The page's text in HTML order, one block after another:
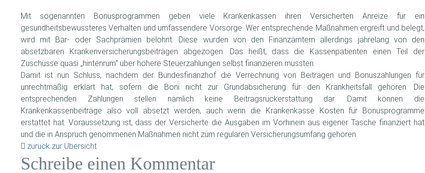
Mit sogenannten Bonusprogrammen geben viele Krankenkassen ihren Versicherten Anreize für ein
gesundheitsbewussteres Verhalten und umfassendere Vorsorge. Wer entsprechende Maßnahmen ergreift und belegt,
wird mit Bar- oder Sachprämien belohnt. Diese wurden von den Finanzämtern allerdings jahrelang von den
absetzbaren Krankenversicherungsbeiträgen abgezogen. Das heißt, dass die Kassenpatienten einen Teil der
Zuschüsse quasi „hintenrum“ über höhere Steuerzahlungen selbst finanzieren mussten.
Damit ist nun Schluss, nachdem der Bundesfinanzhof die Verrechnung von Beiträgen und Bonuszahlungen für
unrechtmäßig erklärt hat, sofern die Boni nicht zur Grundabsicherung für den Krankheitsfall gehören. Die
entsprechenden Zahlungen stellen nämlich keine Beitragsrückerstattung dar. Damit können die
Krankenkassenbeiträge also voll absetzt werden, auch wenn die Krankenkasse Kosten für Bonusprogramme
erstattet hat. Voraussetzung ist, dass der Versicherte die Ausgaben im Vorhinein aus eigener Tasche finanziert hat
und die in Anspruch genommenen Maßnahmen nicht zum regulären Versicherungsumfang gehören.
zurück zur Übersicht
Schreibe einen Kommentar